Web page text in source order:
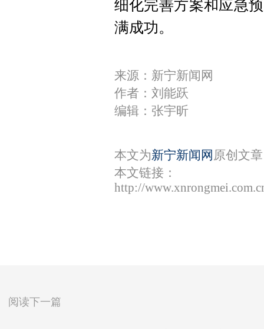
细化完善方案和应急
满成功。
来源：新宁新闻网
作者：刘能跃
编辑：张宇昕
本文为新宁新闻网 原创文
本文链接：
http://
阅读下一篇